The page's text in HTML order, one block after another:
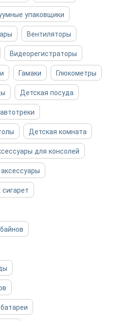
упаковщики
Вентиляторы
Видеорегистраторы
Гамаки
Глюкометры
Детская посуда
Детская комната
для консолей